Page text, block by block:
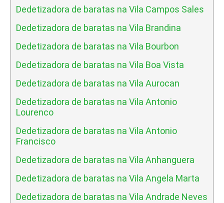
Dedetizadora de baratas na Vila Campos Sales
Dedetizadora de baratas na Vila Brandina
Dedetizadora de baratas na Vila Bourbon
Dedetizadora de baratas na Vila Boa Vista
Dedetizadora de baratas na Vila Aurocan
Dedetizadora de baratas na Vila Antonio
Lourenco
Dedetizadora de baratas na Vila Antonio
Francisco
Dedetizadora de baratas na Vila Anhanguera
Dedetizadora de baratas na Vila Angela Marta
Dedetizadora de baratas na Vila Andrade Neves